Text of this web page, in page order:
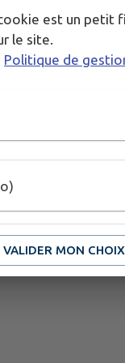
est un petit
le site.
Politique de
VALIDER MON CHOIX